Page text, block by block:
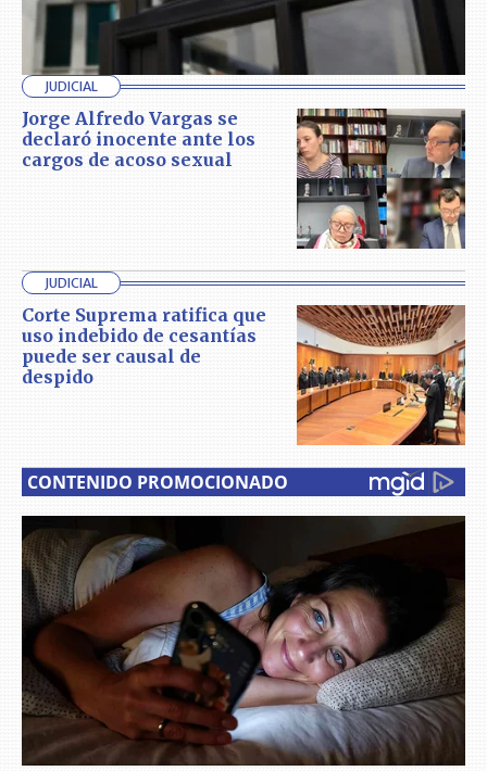
JUDICIAL
Jorge Alfredo Vargas se
declaró inocente ante los
cargos de acoso sexual
JUDICIAL
Corte Suprema ratifica que
uso indebido de cesantías
puede ser causal de
despido